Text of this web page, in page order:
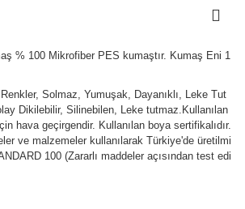
% 100 Mikrofiber PES kumaştır. Kumaş Eni 1
Solmaz, Yumuşak, Dayanıklı, Leke Tut
Dikilebilir, Silinebilen, Leke tutmaz.Kullanılan
hava geçirgendir. Kullanılan boya sertifikalıdır.
ve malzemeler kullanılarak Türkiye'de üretilmi
100 (Zararlı maddeler açısından test edi